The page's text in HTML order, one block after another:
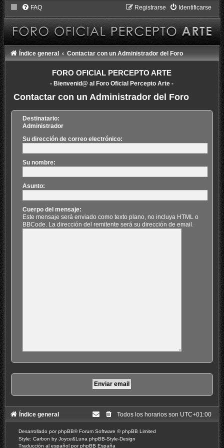
FAQ Identificarse
Registrarse
Índice general Contactar con un Administrador del Foro
FORO OFICIAL PERCEPTO ARTE
- Bienvenid@ al Foro Oficial Percepto Arte -
Contactar con un Administrador del Foro
Destinatario:
Administrador
Su dirección de correo electrónico:
Su nombre:
Asunto:
Cuerpo del mensaje:
Este mensaje será enviado como texto plano, no incluya HTML o
BBCode. La dirección del remitente será su dirección de email.
Índice general Todos los horarios son UTC+01:00
Desarrollado porphpBB® Forum Software © phpBB Limited
Style: Carbon by Joyce&Luna phpBB-Style-Design
Traducción al español porphpBB España